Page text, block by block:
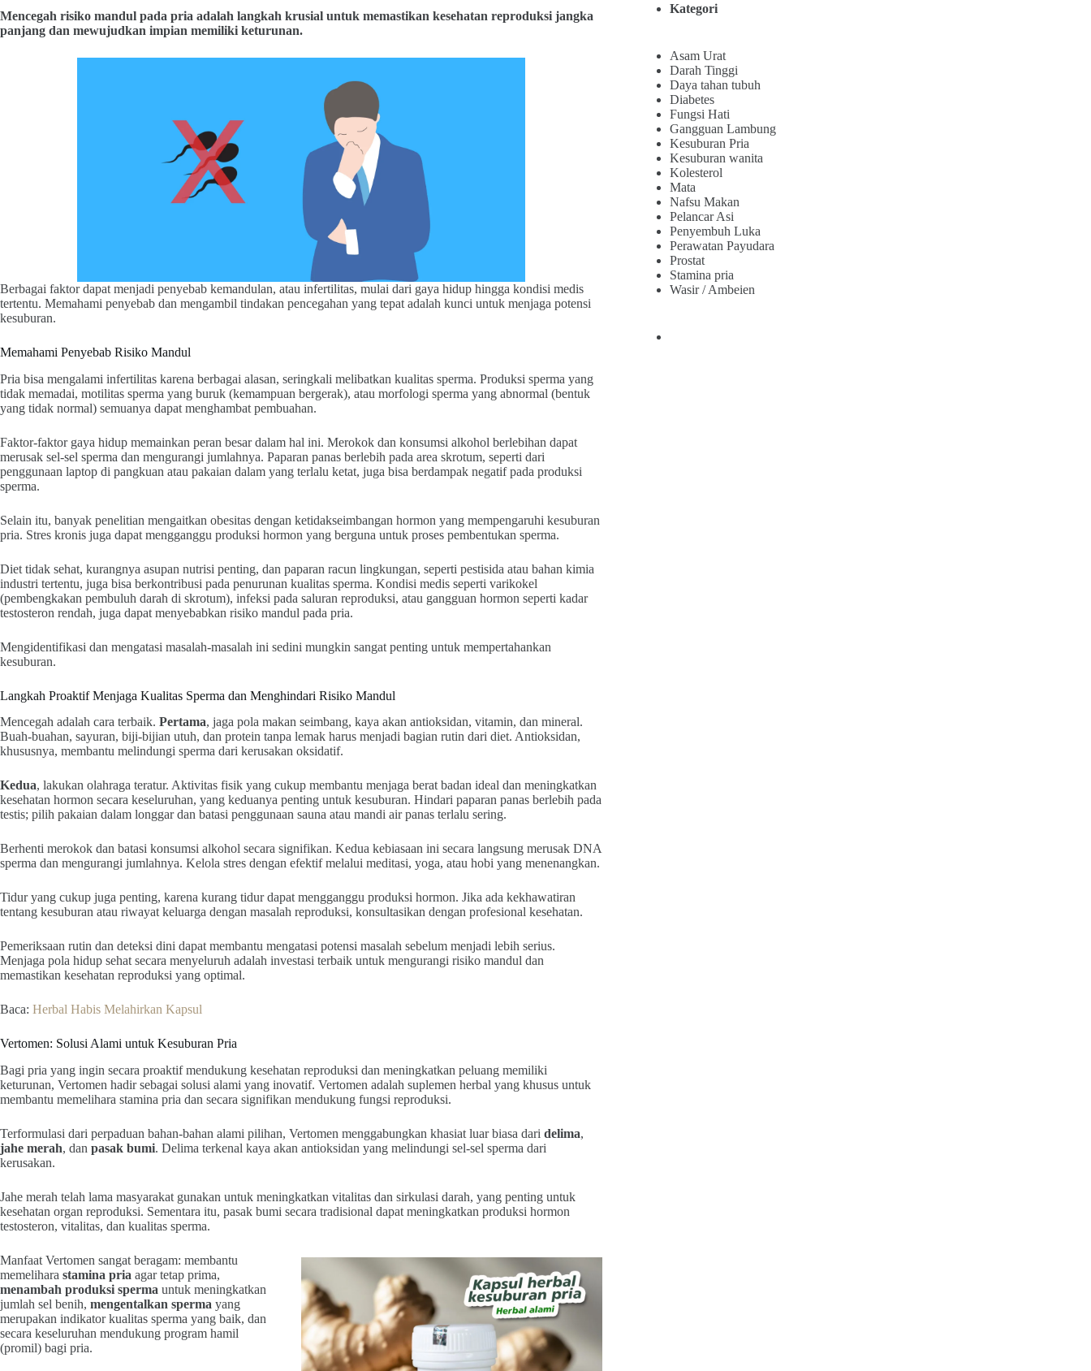
Mencegah risiko mandul pada pria adalah langkah krusial untuk memastikan kesehatan reproduksi jangka
panjang dan mewujudkan impian memiliki keturunan.
Berbagai faktor dapat menjadi penyebab kemandulan, atau infertilitas, mulai dari gaya hidup hingga kondisi medis
tertentu. Memahami penyebab dan mengambil tindakan pencegahan yang tepat adalah kunci untuk menjaga potensi
kesuburan.
Memahami Penyebab Risiko Mandul
Pria bisa mengalami infertilitas karena berbagai alasan, seringkali melibatkan kualitas sperma. Produksi sperma yang
tidak memadai, motilitas sperma yang buruk (kemampuan bergerak), atau morfologi sperma yang abnormal (bentuk
yang tidak normal) semuanya dapat menghambat pembuahan.
Faktor-faktor gaya hidup memainkan peran besar dalam hal ini. Merokok dan konsumsi alkohol berlebihan dapat
merusak sel-sel sperma dan mengurangi jumlahnya. Paparan panas berlebih pada area skrotum, seperti dari
penggunaan laptop di pangkuan atau pakaian dalam yang terlalu ketat, juga bisa berdampak negatif pada produksi
sperma.
Selain itu, banyak penelitian mengaitkan obesitas dengan ketidakseimbangan hormon yang mempengaruhi kesuburan
pria. Stres kronis juga dapat mengganggu produksi hormon yang berguna untuk proses pembentukan sperma.
Diet tidak sehat, kurangnya asupan nutrisi penting, dan paparan racun lingkungan, seperti pestisida atau bahan kimia
industri tertentu, juga bisa berkontribusi pada penurunan kualitas sperma. Kondisi medis seperti varikokel
(pembengkakan pembuluh darah di skrotum), infeksi pada saluran reproduksi, atau gangguan hormon seperti kadar
testosteron rendah, juga dapat menyebabkan risiko mandul pada pria.
Mengidentifikasi dan mengatasi masalah-masalah ini sedini mungkin sangat penting untuk mempertahankan
kesuburan.
Langkah Proaktif Menjaga Kualitas Sperma dan Menghindari Risiko Mandul
Mencegah adalah cara terbaik. Pertama, jaga pola makan seimbang, kaya akan antioksidan, vitamin, dan mineral.
Buah-buahan, sayuran, biji-bijian utuh, dan protein tanpa lemak harus menjadi bagian rutin dari diet. Antioksidan,
khususnya, membantu melindungi sperma dari kerusakan oksidatif.
Kedua, lakukan olahraga teratur. Aktivitas fisik yang cukup membantu menjaga berat badan ideal dan meningkatkan
kesehatan hormon secara keseluruhan, yang keduanya penting untuk kesuburan. Hindari paparan panas berlebih pada
testis; pilih pakaian dalam longgar dan batasi penggunaan sauna atau mandi air panas terlalu sering.
Berhenti merokok dan batasi konsumsi alkohol secara signifikan. Kedua kebiasaan ini secara langsung merusak DNA
sperma dan mengurangi jumlahnya. Kelola stres dengan efektif melalui meditasi, yoga, atau hobi yang menenangkan.
Tidur yang cukup juga penting, karena kurang tidur dapat mengganggu produksi hormon. Jika ada kekhawatiran
tentang kesuburan atau riwayat keluarga dengan masalah reproduksi, konsultasikan dengan profesional kesehatan.
Pemeriksaan rutin dan deteksi dini dapat membantu mengatasi potensi masalah sebelum menjadi lebih serius.
Menjaga pola hidup sehat secara menyeluruh adalah investasi terbaik untuk mengurangi risiko mandul dan
memastikan kesehatan reproduksi yang optimal.
Baca: Herbal Habis Melahirkan Kapsul
Vertomen: Solusi Alami untuk Kesuburan Pria
Bagi pria yang ingin secara proaktif mendukung kesehatan reproduksi dan meningkatkan peluang memiliki
keturunan, Vertomen hadir sebagai solusi alami yang inovatif. Vertomen adalah suplemen herbal yang khusus untuk
membantu memelihara stamina pria dan secara signifikan mendukung fungsi reproduksi.
Terformulasi dari perpaduan bahan-bahan alami pilihan, Vertomen menggabungkan khasiat luar biasa dari delima,
jahe merah, dan pasak bumi. Delima terkenal kaya akan antioksidan yang melindungi sel-sel sperma dari
kerusakan.
Jahe merah telah lama masyarakat gunakan untuk meningkatkan vitalitas dan sirkulasi darah, yang penting untuk
kesehatan organ reproduksi. Sementara itu, pasak bumi secara tradisional dapat meningkatkan produksi hormon
testosteron, vitalitas, dan kualitas sperma.
Manfaat Vertomen sangat beragam: membantu
memelihara stamina pria agar tetap prima,
menambah produksi sperma untuk meningkatkan
jumlah sel benih, mengentalkan sperma yang
merupakan indikator kualitas sperma yang baik, dan
secara keseluruhan mendukung program hamil
(promil) bagi pria.
Kategori
Asam Urat
Darah Tinggi
Daya tahan tubuh
Diabetes
Fungsi Hati
Gangguan Lambung
Kesuburan Pria
Kesuburan wanita
Kolesterol
Mata
Nafsu Makan
Pelancar Asi
Penyembuh Luka
Perawatan Payudara
Prostat
Stamina pria
Wasir / Ambeien